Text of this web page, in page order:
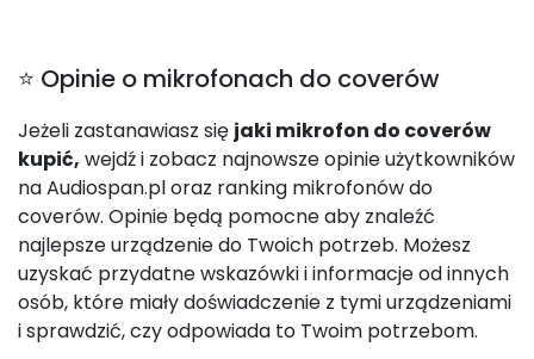
⭐ Opinie o mikrofonach do coverów
Jeżeli zastanawiasz się jaki mikrofon do coverów
kupić, wejdź i zobacz najnowsze opinie użytkowników
na Audiospan.pl oraz ranking mikrofonów do
coverów. Opinie będą pomocne aby znaleźć
najlepsze urządzenie do Twoich potrzeb. Możesz
uzyskać przydatne wskazówki i informacje od innych
osób, które miały doświadczenie z tymi urządzeniami
i sprawdzić, czy odpowiada to Twoim potrzebom.